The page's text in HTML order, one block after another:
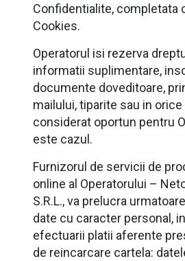
Confidentialite, completata
Cookies.
Operatorul isi rezerva
informatii suplimentare,
documente doveditoare,
mailului, tiparite sau in orice
considerat oportun pentru
este cazul.
Furnizorul de servicii de
online al Operatorului –
S.R.L., va prelucra
date cu caracter personal,
efectuarii platii aferente
de reincarcare cartela: